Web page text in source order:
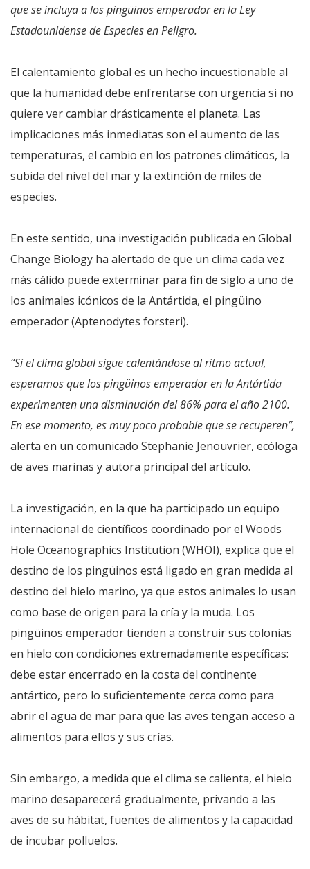
que se incluya a los pingüinos emperador en la Ley
Estadounidense de Especies en Peligro.
El calentamiento global es un hecho incuestionable al
que la humanidad debe enfrentarse con urgencia si no
quiere ver cambiar drásticamente el planeta. Las
implicaciones más inmediatas son el aumento de las
temperaturas, el cambio en los patrones climáticos, la
subida del nivel del mar y la extinción de miles de
especies.
En este sentido, una investigación publicada en Global
Change Biology ha alertado de que un clima cada vez
más cálido puede exterminar para fin de siglo a uno de
los animales icónicos de la Antártida, el pingüino
emperador (Aptenodytes forsteri).
“Si el clima global sigue calentándose al ritmo actual,
esperamos que los pingüinos emperador en la Antártida
experimenten una disminución del 86% para el año 2100.
En ese momento, es muy poco probable que se recuperen”,
alerta en un comunicado Stephanie Jenouvrier, ecóloga
de aves marinas y autora principal del artículo.
La investigación, en la que ha participado un equipo
internacional de científicos coordinado por el Woods
Hole Oceanographics Institution (WHOI), explica que el
destino de los pingüinos está ligado en gran medida al
destino del hielo marino, ya que estos animales lo usan
como base de origen para la cría y la muda. Los
pingüinos emperador tienden a construir sus colonias
en hielo con condiciones extremadamente específicas:
debe estar encerrado en la costa del continente
antártico, pero lo suficientemente cerca como para
abrir el agua de mar para que las aves tengan acceso a
alimentos para ellos y sus crías.
Sin embargo, a medida que el clima se calienta, el hielo
marino desaparecerá gradualmente, privando a las
aves de su hábitat, fuentes de alimentos y la capacidad
de incubar polluelos.